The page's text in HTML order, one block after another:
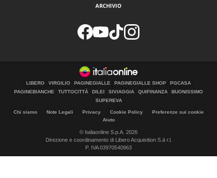
ARCHIVIO
LIBERO VIRGILIO PAGINEGIALLE PAGINEGIALLE SHOP
PGCASA
PAGINEBIANCHE
TUTTOCITTÀ DILEI SIVIAGGIA QUIFINANZA
BUONISSIMO
SUPEREVA
Chi siamo Note Legali Privacy Cookie Policy
Preferenze sui cookie
Aiuto
© Italiaonline S.p.A. 2026
Direzione e coordinamento di Libero Acquisition S.á r.l.
P. IVA 03970540963